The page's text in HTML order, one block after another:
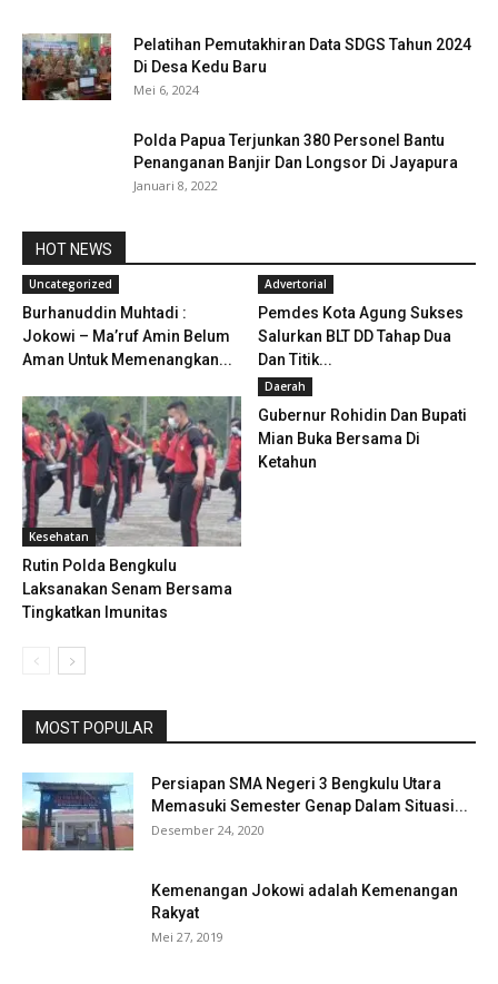
Pelatihan Pemutakhiran Data SDGS Tahun 2024
Di Desa Kedu Baru
Mei 6, 2024
Polda Papua Terjunkan 380 Personel Bantu
Penanganan Banjir Dan Longsor Di Jayapura
Januari 8, 2022
HOT NEWS
Uncategorized
Burhanuddin Muhtadi :
Jokowi – Ma’ruf Amin Belum
Aman Untuk Memenangkan...
Advertorial
Pemdes Kota Agung Sukses
Salurkan BLT DD Tahap Dua
Dan Titik...
Kesehatan
Rutin Polda Bengkulu
Laksanakan Senam Bersama
Tingkatkan Imunitas
Daerah
Gubernur Rohidin Dan Bupati
Mian Buka Bersama Di
Ketahun
MOST POPULAR
Persiapan SMA Negeri 3 Bengkulu Utara
Memasuki Semester Genap Dalam Situasi...
Desember 24, 2020
Kemenangan Jokowi adalah Kemenangan
Rakyat
Mei 27, 2019